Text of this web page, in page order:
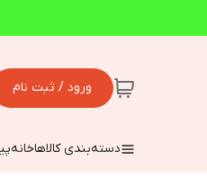
ورود / ثبت نام
دسته‌بندی کالاهاخانه